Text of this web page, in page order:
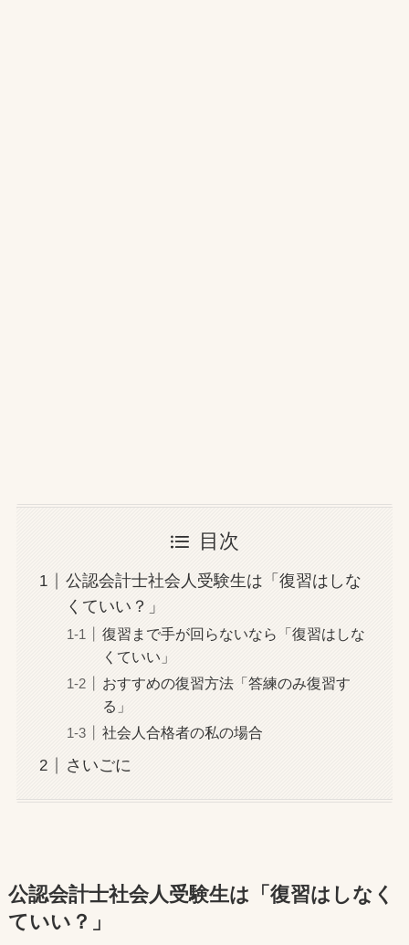
目次
公認会計士社会人受験生は「復習はしな
くていい？」
復習まで手が回らないなら「復習はしな
くていい」
おすすめの復習方法「答練のみ復習す
る」
社会人合格者の私の場合
さいごに
公認会計士社会人受験生は「復習はしなく
ていい？」